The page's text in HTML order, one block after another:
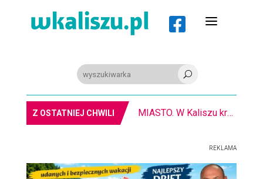
 a
U
Z OSTATNIEJ CHWILI MIASTO. W Kaliszu kręcą film. Zmiany w kursowaniu autobusów KLA
REKLAMA